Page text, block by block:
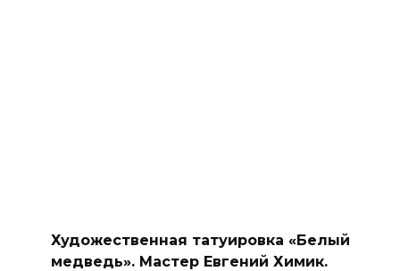
Художественная татуировка «Белый
медведь». Мастер Евгений Химик.